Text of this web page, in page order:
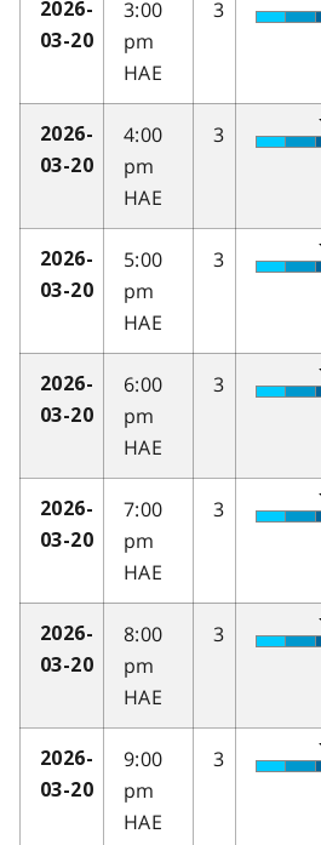
2026-
03-20
3:00
pm
HAE
3
2026-
03-20
4:00
pm
HAE
3
2026-
03-20
5:00
pm
HAE
3
2026-
03-20
6:00
pm
HAE
3
2026-
03-20
7:00
pm
HAE
3
2026-
03-20
8:00
pm
HAE
3
2026-
03-20
9:00
pm
HAE
3